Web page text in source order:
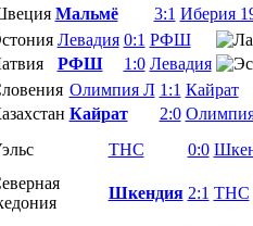
Мальмё
3:1 Иберия
Левадия 0:1 РФШ
РФШ
1:0 Левадия
Олимпия Л 1:1 Кайрат
Кайрат
2:0
ТНС
0:0
Шкендия 2:1 ТНС